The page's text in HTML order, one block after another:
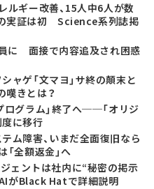
ルギー改善、15人中6人が数
実証は初 Science系列誌掲
員に 面接で内容追及され困惑
ゲ「文マヨ」サ終の顛末と
嘆きとは？
ログラム」終了へ──「オリジ
度に移行
ム障害、いまだ全面復旧なら
全額返金」へ
ェントは社内に“秘密の掲示
がBlack Hatで詳細説明